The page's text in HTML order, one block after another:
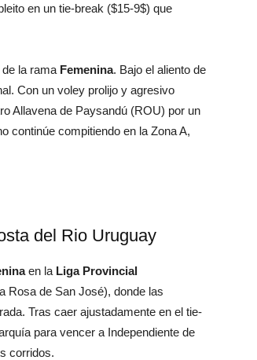
en un tie-break ($15-9$) que
la rama Femenina. Bajo el aliento de
Con un voley prolijo y agresivo
Allavena de Paysandú (ROU) por un
continúe compitiendo en la Zona A,
del Rio Uruguay
en la Liga Provincial
Rosa de San José), donde las
Tras caer ajustadamente en el tie-
para vencer a Independiente de
corridos.